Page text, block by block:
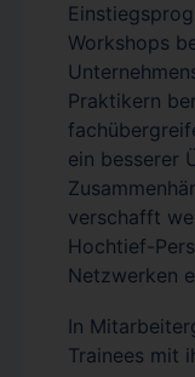
Workshops
Praktikern
ein besserer
verschafft
Hochtief-
Netzwerken
In
Trainees mit